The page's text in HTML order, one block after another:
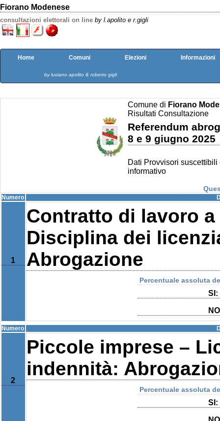
Fiorano Modenese
consultazioni elettorali on line by l.apolito e r.gigli
Home Comuni Elezioni Informazioni
by luciano apolito & roberto gigli
Comune di Fiorano
Risultati Consultazione
Referendum
8 e 9 giugno 2025
Dati Provvisori
informativo
Numero
1
Contratto di lavoro
Disciplina dei
Abrogazione
Percentuale assoluta
SI:
Numero
2
Piccole imprese –
indennità:
Percentuale assoluta
SI: